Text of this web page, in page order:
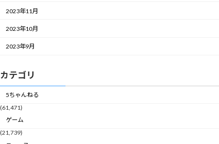
2023年11月
2023年10月
2023年9月
カテゴリ
5ちゃんねる
(61,471)
ゲーム
(21,739)